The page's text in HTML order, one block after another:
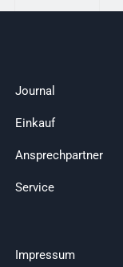
Journal
Einkauf
Ansprechpartner
Service
Impressum